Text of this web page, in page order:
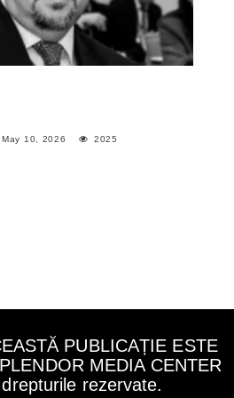
May 10, 2026 2025
PUBLICAȚIE ESTE
MEDIA CENTER
rezervate.